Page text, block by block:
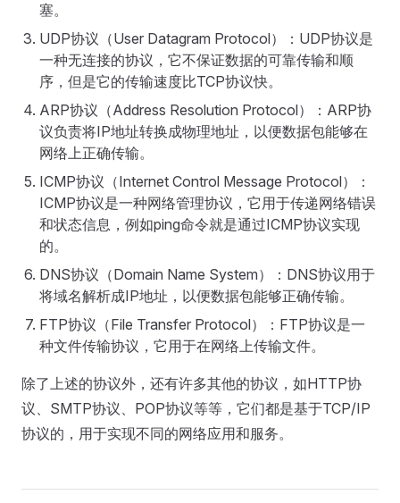
塞。
UDP协议（User Datagram Protocol）：UDP协议是
一种无连接的协议，它不保证数据的可靠传输和顺
序，但是它的传输速度比TCP协议快。
ARP协议（Address Resolution Protocol）：ARP协
议负责将IP地址转换成物理地址，以便数据包能够在
网络上正确传输。
ICMP协议（Internet Control Message Protocol）：
ICMP协议是一种网络管理协议，它用于传递网络错误
和状态信息，例如ping命令就是通过ICMP协议实现
的。
DNS协议（Domain Name System）：DNS协议用于
将域名解析成IP地址，以便数据包能够正确传输。
FTP协议（File Transfer Protocol）：FTP协议是一
种文件传输协议，它用于在网络上传输文件。
除了上述的协议外，还有许多其他的协议，如HTTP协
议、SMTP协议、POP协议等等，它们都是基于TCP/IP
协议的，用于实现不同的网络应用和服务。